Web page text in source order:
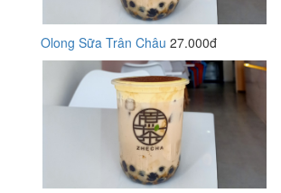
Olong Sữa Trân Châu 27.000đ